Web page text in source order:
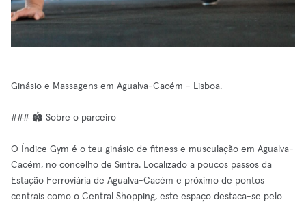
Ginásio e Massagens em Agualva-Cacém - Lisboa.
### 🏟️ Sobre o parceiro
O Índice Gym é o teu ginásio de fitness e musculação em Agualva-
Cacém, no concelho de Sintra. Localizado a poucos passos da
Estação Ferroviária de Agualva-Cacém e próximo de pontos
centrais como o Central Shopping, este espaço destaca-se pelo